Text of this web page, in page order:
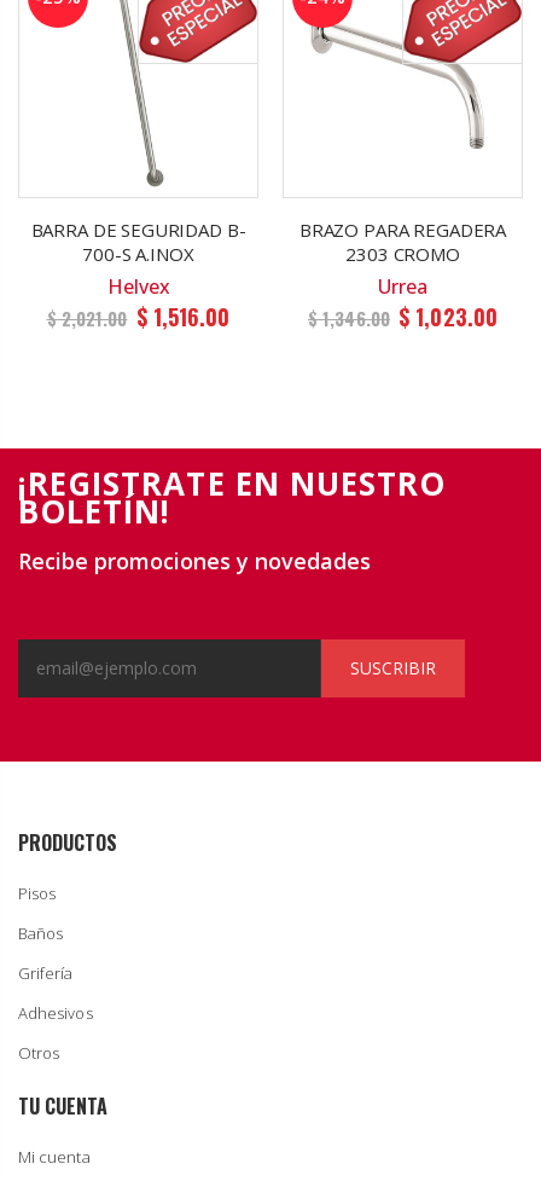
BARRA DE SEGURIDAD B-
700-S A.INOX
Helvex
$ 2,021.00 $ 1,516.00
BRAZO PARA REGADERA
2303 CROMO
Urrea
$ 1,346.00 $ 1,023.00
¡REGISTRATE EN NUESTRO
BOLETÍN!
Recibe promociones y novedades
SUSCRIBIR
PRODUCTOS
Pisos
Baños
Grifería
Adhesivos
Otros
TU CUENTA
Mi cuenta